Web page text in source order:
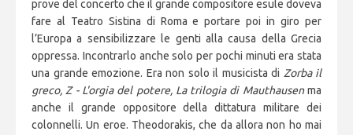
prove del concerto che il grande compositore esule doveva
fare al Teatro Sistina di Roma e portare poi in giro per
l’Europa a sensibilizzare le genti alla causa della Grecia
oppressa. Incontrarlo anche solo per pochi minuti era stata
una grande emozione. Era non solo il musicista di Zorba il
greco, Z - L'orgia del potere, La trilogia di Mauthausenma
anche il grande oppositore della dittatura militare dei
colonnelli. Un eroe. Theodorakis, che da allora non ho mai